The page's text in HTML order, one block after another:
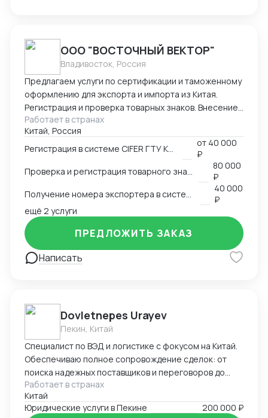
ООО "ВОСТОЧНЫЙ ВЕКТОР"
Владивосток, Россия
Предлагаем услуги по сертификации и таможенному
оформлению для экспорта и импорта из Китая.
Регистрация и проверка товарных знаков. Внесение
в таможенный реестр товарных знаков.
Изготовление маркировки для пищевой продукции
для реализации в Китае. Получение номера
HS и CIQ кодов.
Работает в странах
Китай, Россия
от 40 000
₽
80 000
₽
40 000
₽
ещё 2 услуги
Написать
ПРЕДЛОЖИТЬ ЗАКАЗ
Dovletnepes Urayev
Пекин, Китай
Специалист по ВЭД и логистике с фокусом на Китай.
Обеспечиваю полное сопровождение сделок: от
поиска надежных поставщиков и переговоров до
таможенного оформления и решения
нестандартных задач. Свободно владею китайским,
русским и английским.
Работает в странах
Китай
Юридические услуги в Пекине
200 000 ₽